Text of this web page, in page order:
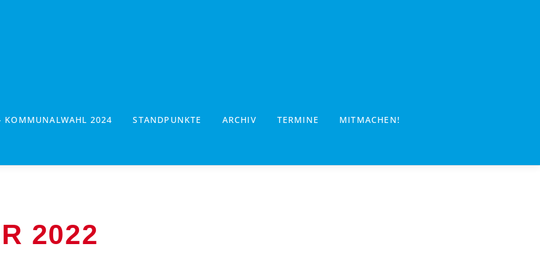
KOMMUNALWAHL 2024 STANDPUNKTE ARCHIV TERMINE MITMACHEN!
2022